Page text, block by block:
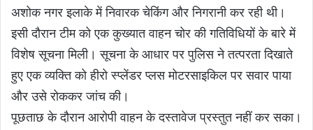
अशोक नगर इलाके में निवारक चेकिंग और निगरानी कर रही थी।
इसी दौरान टीम को एक कुख्यात वाहन चोर की गतिविधियों के बारे में
विशेष सूचना मिली। सूचना के आधार पर पुलिस ने तत्परता दिखाते
हुए एक व्यक्ति को हीरो स्प्लेंडर प्लस मोटरसाइकिल पर सवार पाया
और उसे रोककर जांच की।
पूछताछ के दौरान आरोपी वाहन के दस्तावेज प्रस्तुत नहीं कर सका।